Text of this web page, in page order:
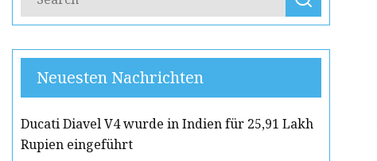
Neuesten Nachrichten
Ducati Diavel V4 wurde in Indien für 25,91 Lakh
Rupien eingeführt